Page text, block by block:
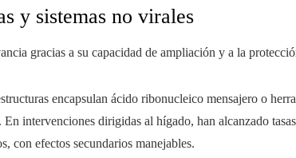
y sistemas no virales
gracias a su capacidad de ampliación y a la
encapsulan ácido ribonucleico mensajero o
intervenciones dirigidas al hígado, han alcanzado
con efectos secundarios manejables.